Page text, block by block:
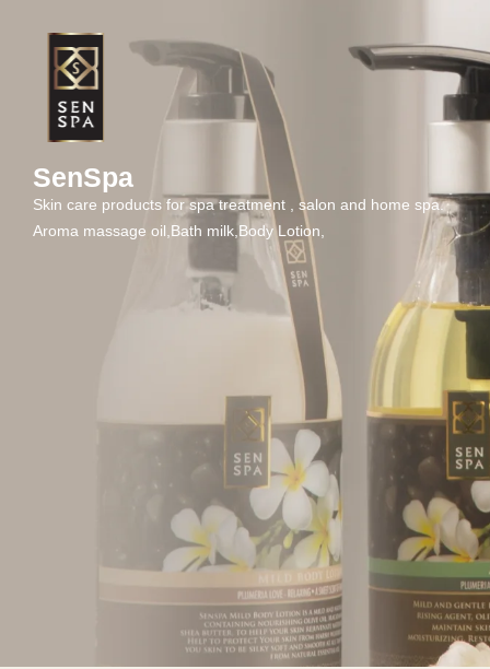
SenSpa
Skin care products for spa treatment , salon and home spa.
Aroma massage oil,Bath milk,Body Lotion,